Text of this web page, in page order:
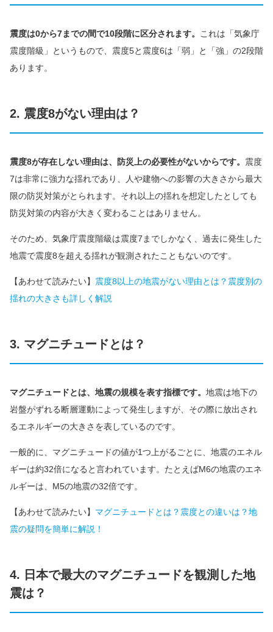
震度は0から7までの間で10段階に区分されます。
これは「気象庁
震度階級」というもので、震度5と震度6は「弱」と「強」の2段階
あります。
2. 震度8がない理由は？
震度8が存在しない理由は、防災上の必要性がないからです。 震度
7は非常に強力な揺れであり、人や建物への影響の大きさから最大
限の防災対策がとられます。それ以上の揺れを想定したとしても
防災対策の内容が大きく変わることはありません。
そのため、気象庁震度階級は震度7までしかなく、過去に発生した
地震で震度8を超える揺れが観測されたこともないのです。
【あわせて読みたい】 震度8以上の地震がない理由とは？震度別の
揺れの大きさも詳しく解説
3. マグニチュードとは？
マグニチュードとは、地震の規模を表す指標です。 地震は地下の
岩盤がずれる断層運動によって発生しますが、その際に放出され
るエネルギーの大きさを表しているのです。
一般的に、マグニチュードの値が1つ上がるごとに、地震のエネル
ギーは約32倍になると言われています。たとえばM6の地震のエネ
ルギーは、M5の地震の32倍です。
【あわせて読みたい】 マグニチュードとは？震度との違いは？地
震の疑問を簡単に解説！
4. 日本で最大のマグニチュードを観測した地
震は？